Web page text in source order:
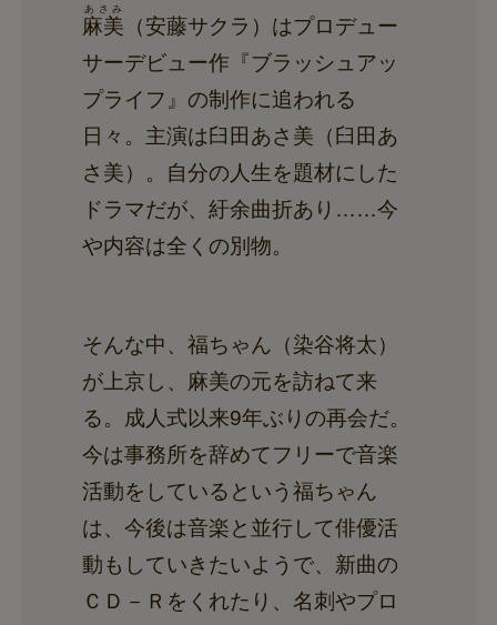
麻美
あさみ
（安藤サクラ）はプロデュー
サーデビュー作『ブラッシュアッ
プライフ』の制作に追われる
日々。主演は臼田あさ美（臼田あ
さ美）。自分の人生を題材にした
ドラマだが、紆余曲折あり……今
や内容は全くの別物。
そんな中、福ちゃん（染谷将太）
が上京し、麻美の元を訪ねて来
る。成人式以来9年ぶりの再会だ。
今は事務所を辞めてフリーで音楽
活動をしているという福ちゃん
は、今後は音楽と並行して俳優活
動もしていきたいようで、新曲の
ＣＤ－Ｒをくれたり、名刺やプロ